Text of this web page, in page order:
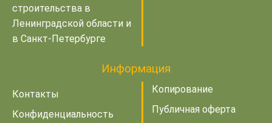
строительства в
Ленинградской области и
в Санкт-Петербурге
Информация
Контакты
Конфиденциальность
Копирование
Публичная оферта